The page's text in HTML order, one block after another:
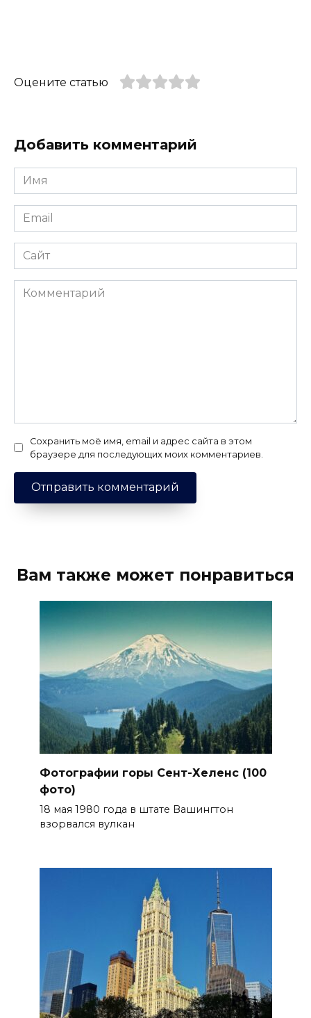
Оцените статью
Добавить комментарий
Имя
*
Email
*
Сайт
Комментарий
Сохранить моё имя, email и адрес сайта в этом
браузере для последующих моих комментариев.
Вам также может понравиться
Фотографии горы Сент-Хеленс (100
фото)
18 мая 1980 года в штате Вашингтон
взорвался вулкан